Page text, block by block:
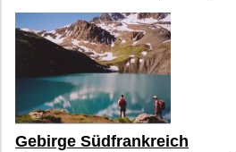
Gebirge Südfrankreich